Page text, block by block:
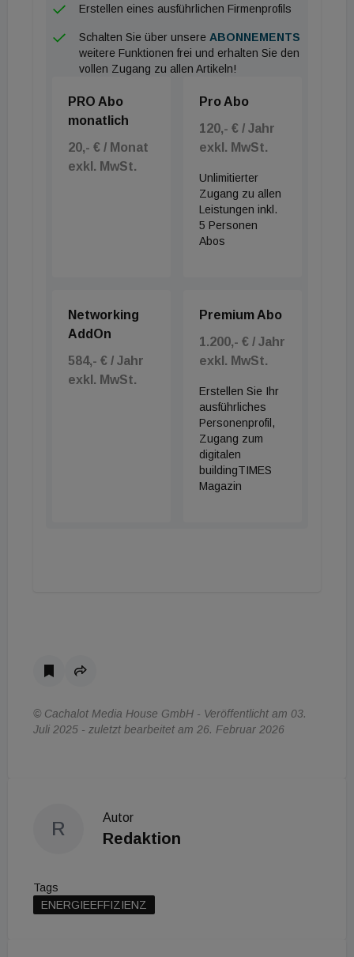
steigende Emissionskosten für Öl und Gas zu
sparen. „Die Energiereform darf den Klimaschutz in
bedeutet: Wer schon Strom an Stelle fossiler
Energien nutzt, sollte belohnt werden. Schließlich
tragen diese Haushalte dazu bei, die CO2-Bilanz
des Landes zu verbessern und längerfristig hohe
Strafzahlungen der EU zu verhindern.“
Der Energie-Trendmonitor Österreich 2025
Österreicher bevölkerungsrepräsentativ von einem
Marktforschungsinstitut im Auftrag von Stiebel
Eltron befragt.
Erstellen eines ausführlichen Firmenprofils
Schalten Sie über unsere ABONNEMENTS
weitere Funktionen frei und erhalten Sie den
vollen Zugang zu allen Artikeln!
PRO Abo
monatlich
20,- € / Monat
exkl. MwSt.
Pro Abo
120,- € / Jahr
exkl. MwSt.
Unlimitierter
Zugang zu allen
Leistungen inkl.
5 Personen
Abos
Networking
AddOn
584,- € / Jahr
exkl. MwSt.
Premium Abo
1.200,- € / Jahr
exkl. MwSt.
Erstellen Sie Ihr
ausführliches
Personenprofil,
Zugang zum
digitalen
buildingTIMES
Magazin
© Cachalot Media House GmbH - Veröffentlicht am 03.
Juli 2025 - zuletzt bearbeitet am 26. Februar 2026
R
Autor
Redaktion
Tags
ENERGIEEFFIZIENZ